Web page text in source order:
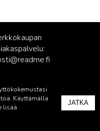
Käyttämällä
lisää
JATKA